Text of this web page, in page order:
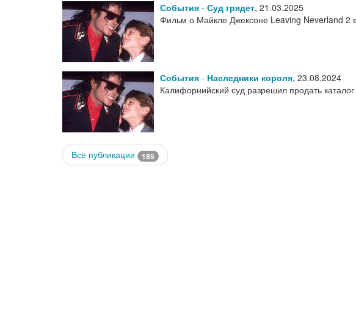
События - Суд грядет, 21.03.2025
Фильм о Майкле Джексоне Leaving Neverland 2
События - Наследники короля, 23.08.2024
Калифорнийский суд разрешил продать
Все публикации 185